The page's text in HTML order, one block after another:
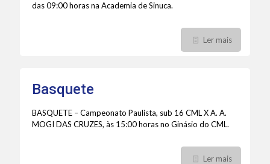
das 09:00 horas na Academia de Sinuca.
Ler mais
Basquete
BASQUETE – Campeonato Paulista, sub 16 CML X A. A.
MOGI DAS CRUZES, às 15:00 horas no Ginásio do CML.
Ler mais